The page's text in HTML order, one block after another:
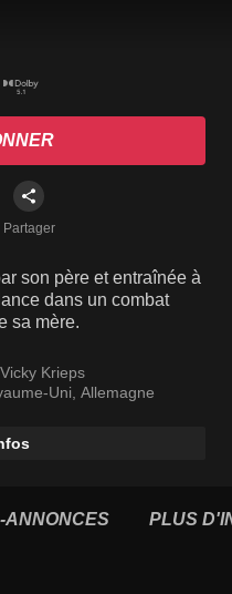
Partager
son père et entraînée à
dans un combat
sa mère.
Vicky Krieps
Uni, Allemagne
ANNONCES PLUS